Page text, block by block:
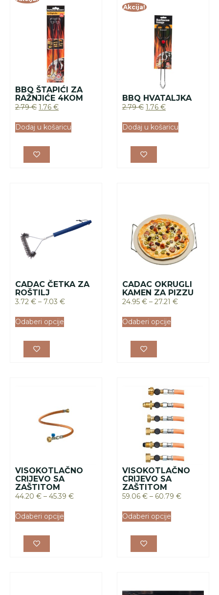
BBQ ŠTAPIĆI ZA
RAŽNJIĆE 4KOM
2.79€ 1.76 €
Dodaj u košaricu
Akcija!
BBQ HVATALJKA
2.79€ 1.76 €
Dodaj u košaricu
CADAC ČETKA ZA
ROŠTILJ
3.72 € – 7.03 €
Odaberi opcije
CADAC OKRUGLI
KAMEN ZA PIZZU
24.95 € – 27.21 €
Odaberi opcije
VISOKOTLAČNO
CRIJEVO SA
ZAŠTITOM
44.20 € – 45.39 €
Odaberi opcije
VISOKOTLAČNO
CRIJEVO SA
ZAŠTITOM
59.06 € – 60.79 €
Odaberi opcije